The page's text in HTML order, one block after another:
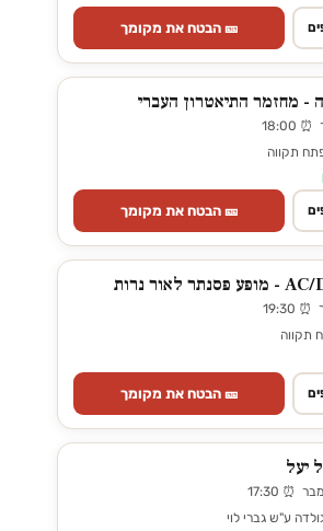
🎫 הבטח את מקומך
- מחזמר התיאטרון העברי
תקווה
🎫 הבטח את מקומך
תקווה
🎫 הבטח את מקומך
יעל
ע"ש גברי לוי